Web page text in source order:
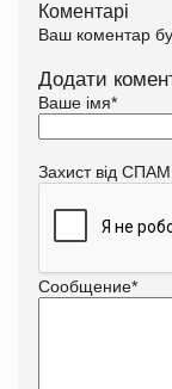
Коментарі
Ваш коментар
Додати
Ваше імя*
Захист від СПАМ
Сообщение*